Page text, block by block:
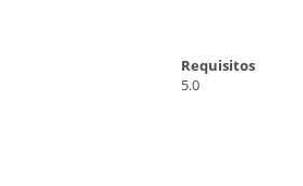
Requisitos
5.0